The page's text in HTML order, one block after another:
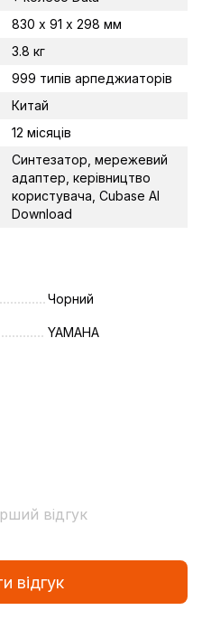
830 х 91 х 298 мм
3.8 кг
999 типів арпеджиаторів
Китай
12 місяців
Синтезатор, мережевий
адаптер, керівництво
користувача, Cubase AI
Download
Чорний
YAMAHA
відгук
відгук